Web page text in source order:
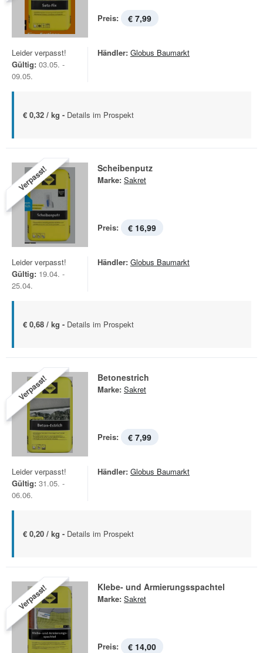
Preis: € 7,99
Leider verpasst!
Gültig: 03.05. -
09.05.
Händler: Globus Baumarkt
€ 0,32 / kg - Details im Prospekt
Verpasst! Scheibenputz
Marke: Sakret
Preis: € 16,99
Leider verpasst!
Gültig: 19.04. -
25.04.
Händler: Globus Baumarkt
€ 0,68 / kg - Details im Prospekt
Verpasst! Betonestrich
Marke: Sakret
Preis: € 7,99
Leider verpasst!
Gültig: 31.05. -
06.06.
Händler: Globus Baumarkt
€ 0,20 / kg - Details im Prospekt
Verpasst! Klebe- und Armierungsspachtel
Marke: Sakret
Preis: € 14,00